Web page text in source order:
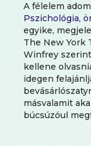
A félelem
Pszichológia,
egyike,
The New York
Winfrey
kellene
idegen
másvalamit
búcsúzóul
egy férfi azt